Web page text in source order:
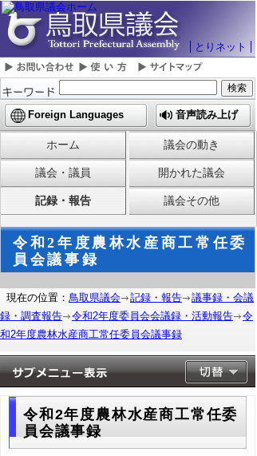
とりネット
Foreign Languages 音声読み上げ
ホーム 議会の動き
議会・議員 開かれた議会
記録・報告 議会その他
令和2年度農林水産商工常任委
員会議事録
現在の位置： 鳥取県議会 記録・報告
議事録・会議
録・調査報告
令和2年度委員会会議録・活動報告
令
和2年度農林水産商工常任委員会議事録
令和2年度農林水産商工常任委
員会議事録